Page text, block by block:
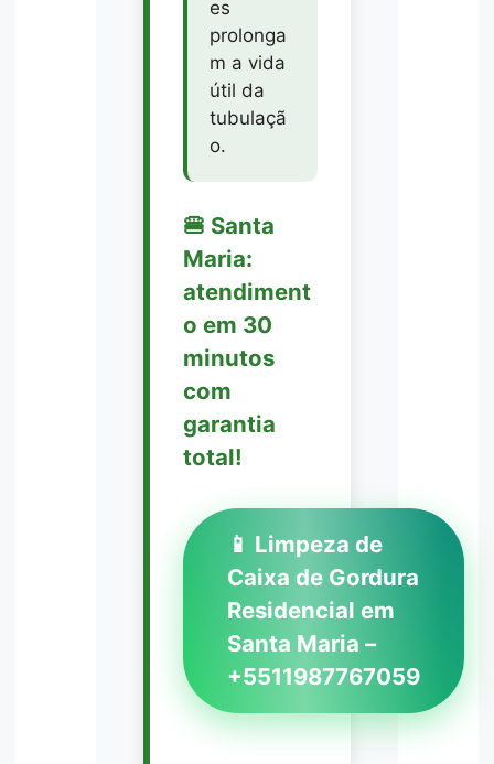
es
prolonga
m a vida
útil da
tubulaçã
o.
🍔 Santa
Maria:
atendiment
o em 30
minutos
com
garantia
total!
📱 Limpeza de
Caixa de Gordura
Residencial em
Santa Maria –
+5511987767059